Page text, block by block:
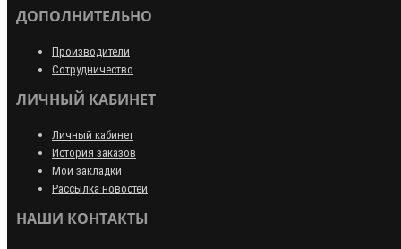
ДОПОЛНИТЕЛЬНО
Производители
Сотрудничество
ЛИЧНЫЙ КАБИНЕТ
Личный кабинет
История заказов
Мои закладки
Рассылка новостей
НАШИ КОНТАКТЫ